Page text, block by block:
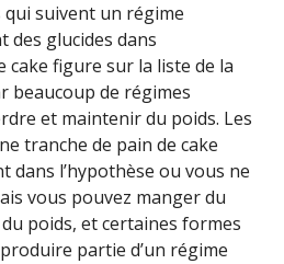
suivent un régime
des glucides dans
cake figure sur la liste de la
de régimes
et maintenir du poids. Les
tranche de pain de cake
dans l’hypothèse ou vous ne
vous pouvez manger du
poids, et certaines formes
partie d’un régime